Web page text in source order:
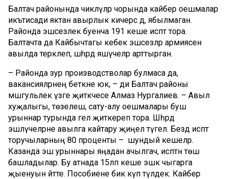
Балтач районында чикләүләр чорында кайбер оешмалар
икътисади яктан авырлык кичерсә дә, ябылмаган.
Районда эшсезлек буенча 191 кеше исәптә тора.
Балтачта да Кайбычтагы кебек эшсезләр армиясен
авылда теркәлеп, шәһәрдә яшәүчеләр арттырган.
– Районда зур производстволар булмаса да,
вакансияләрнең беткәне юк, – ди Балтач районы
мәшгульлек үзәге җитәкчесе Алмаз Нургалиев. – Авыл
хуҗалыгы, төзелеш, сату-алу оешмалары буш
урыннар турында гел җиткереп тора. Шәһәрдә
эшләүчеләрне авылга кайтару җиңел түгел. Бездә исәптә
торучыларның 80 проценты – шундый кешеләр.
Казанда эш урыннары яңадан ачылгач, исәптән төшә
башладылар. Бу атнада 15ләп кеше эшкә чыгарга
җыенуын әйтте. Пособиене бик күп түләдек. Кайбер